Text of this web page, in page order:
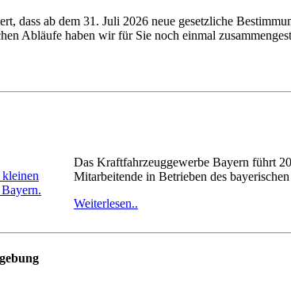
dass ab dem 31. Juli 2026 neue gesetzliche
Abläufe haben wir für Sie noch einmal
Das Kraftfahrzeuggewerbe Bayern führt
Mitarbeitende in Betrieben des
Weiterlesen..